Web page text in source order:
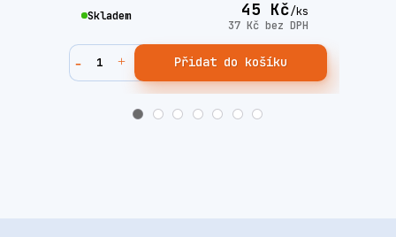
45 Kč/ks
37 Kč bez DPH
Skladem
Přidat do košíku